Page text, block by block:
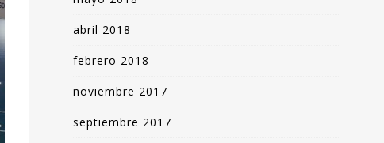
abril 2018
febrero 2018
noviembre 2017
septiembre 2017